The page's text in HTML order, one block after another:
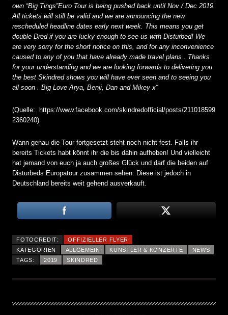
own “Big Tings”Euro Tour is being pushed back until Nov / Dec 2019.
All tickets will still be valid and we are announcing the new
rescheduled headline dates early next week. This means you get
double Dred if you are lucky enough to see us with Disturbed! We
are very sorry for the short notice on this, and for any inconvenience
caused to any of you that have already made travel plans . Thanks
for your understanding and we are looking forwards to delivering you
the best Skindred shows you will have ever seen and to seeing you
all soon . Big Love Arya, Benji, Dan and Mikey x“
(Quelle: https://www.facebook.com/skindredofficial/posts/211018599
2360240)
Wann genau die Tour fortgesetzt steht noch nicht fest. Falls ihr
bereits Tickets habt könnt ihr die bis dahin aufheben! Und vielleicht
hat jemand von euch ja auch großes Glück und darf die beiden auf
Disturbeds Europatour zusammen sehen. Diese ist jedoch in
Deutschland bereits weit gehend ausverkauft.
FOTOCREDIT:
OFFIZIELLER FLYER
KATEGORIEN
ALLGEMEIN KÜNSTLER & KONZERTE
NEWS
TAGS:
2019 SKINDRED